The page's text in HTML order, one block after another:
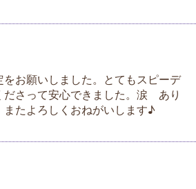
お願いしました。とてもスピーデ
ださって安心できました。涙 あり
またよろしくおねがいします♪